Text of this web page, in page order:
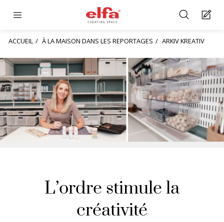
ACCUEIL À LA MAISON DANS LES REPORTAGES ARKIV KREATIV
L’ordre stimule la
créativité